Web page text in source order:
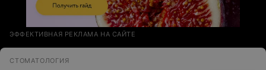
ЭФФЕКТИВНАЯ РЕКЛАМА НА САЙТЕ
СТОМАТОЛОГИЯ